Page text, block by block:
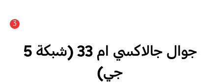
3
جوال جالاكسي ام 33 (شبكة 5
جي)